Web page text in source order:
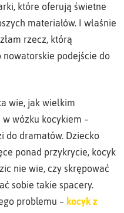
które oferują świetne
materiałów. I właśnie
rzecz, którą
nowatorskie podejście do
wie, jak wielkim
wózku kocykiem –
do dramatów. Dziecko
ponad przykrycie, kocyk
nie wie, czy skrępować
sobie takie spacery.
problemu – kocyk z